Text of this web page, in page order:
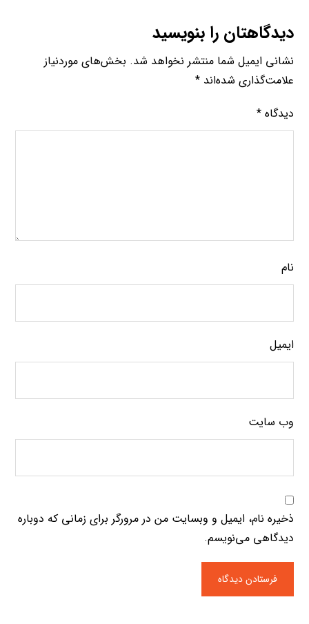
دیدگاهتان را بنویسید
نشانی ایمیل شما منتشر نخواهد شد. بخش‌های موردنیاز
علامت‌گذاری شده‌اند*
دیدگاه*
نام
ایمیل
وب‌ سایت
ذخیره نام، ایمیل و وبسایت من در مرورگر برای زمانی که دوباره
دیدگاهی می‌نویسم.